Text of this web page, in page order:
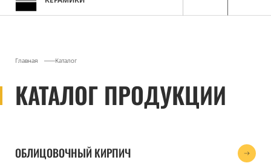
Главная Каталог
КАТАЛОГ ПРОДУКЦИИ
ОБЛИЦОВОЧНЫЙ КИРПИЧ